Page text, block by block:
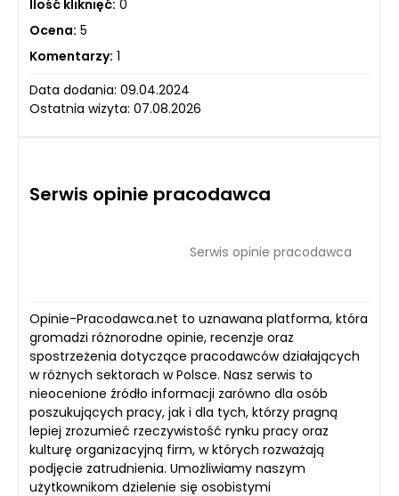
Ilość kliknięć: 0
Ocena: 5
Komentarzy: 1
Data dodania: 09.04.2024
Ostatnia wizyta: 07.08.2026
Serwis opinie pracodawca
Serwis opinie pracodawca
Opinie-Pracodawca.net to uznawana platforma, która
gromadzi różnorodne opinie, recenzje oraz
spostrzeżenia dotyczące pracodawców działających
w różnych sektorach w Polsce. Nasz serwis to
nieocenione źródło informacji zarówno dla osób
poszukujących pracy, jak i dla tych, którzy pragną
lepiej zrozumieć rzeczywistość rynku pracy oraz
kulturę organizacyjną firm, w których rozważają
podjęcie zatrudnienia. Umożliwiamy naszym
użytkownikom dzielenie się osobistymi